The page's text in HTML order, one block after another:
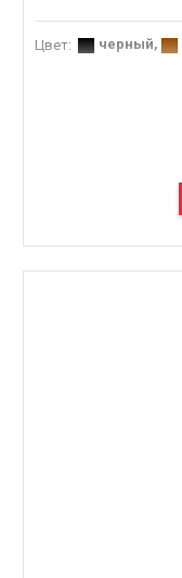
Цвет: черный,